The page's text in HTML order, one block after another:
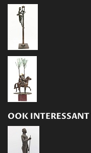
OOK INTERESSANT